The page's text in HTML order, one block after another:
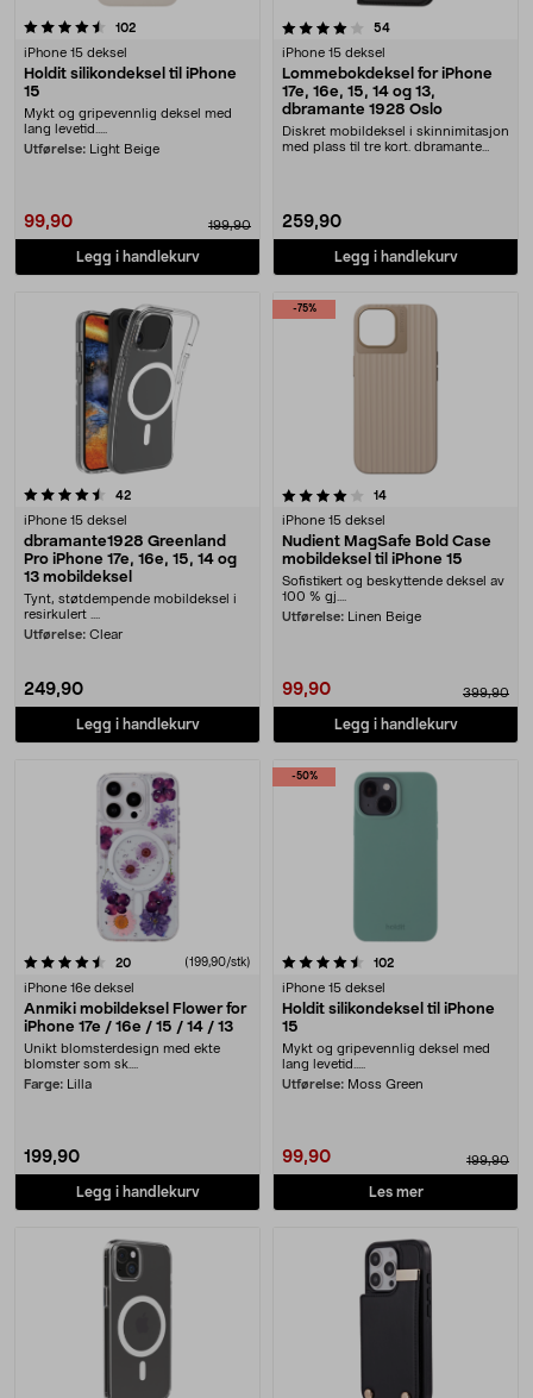
102anmeldelser
iPhone 15 deksel
Holdit silikondeksel til iPhone
15
Mykt og gripevennlig deksel med
lang levetid.....
Utførelse:
Light Beige
99,90 199,90
Legg i handlekurv
4.0 av 5 stjerner 54anmeldelser
iPhone 15 deksel
Lommebokdeksel for iPhone
17e, 16e, 15, 14 og 13,
dbramante 1928 Oslo
Diskret mobildeksel i skinnimitasjon
med plass til tre kort. dbramante
259,90
Legg i handlekurv
42anmeldelser
iPhone 15 deksel
dbramante1928 Greenland
Pro iPhone 17e, 16e, 15, 14 og
13 mobildeksel
Tynt, støtdempende mobildeksel i
resirkulert ....
Utførelse: Clear
249,90
Legg i handlekurv
-75%
4.0 av 5 stjerner 14anmeldelser
iPhone 15 deksel
Nudient MagSafe Bold Case
mobildeksel til iPhone 15
Sofistikert og beskyttende deksel av
100 % gj....
Utførelse:
Linen Beige
99,90 399,90
Legg i handlekurv
20anmeldelser(199,90/stk)
iPhone 16e deksel
Anmiki mobildeksel Flower for
iPhone 17e / 16e / 15 / 14 / 13
Unikt blomsterdesign med ekte
blomster som sk....
Farge:
Lilla
199,90
Legg i handlekurv
-50%
4.5 av 5 stjerner 102anmeldelser
iPhone 15 deksel
Holdit silikondeksel til iPhone
15
Mykt og gripevennlig deksel med
lang levetid.....
Utførelse: Moss Green
99,90 199,90
Les mer